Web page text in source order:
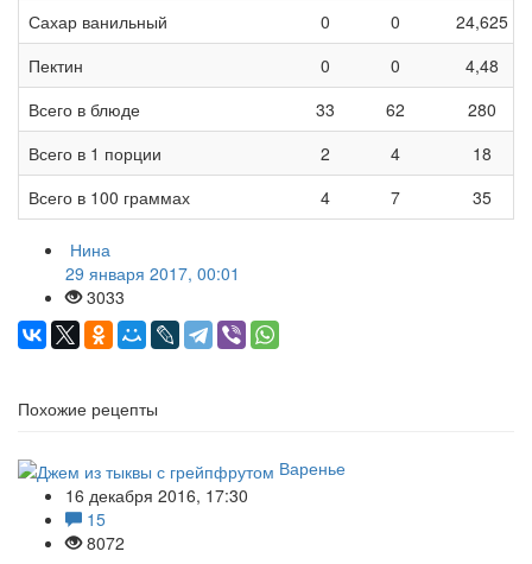
Сахар ванильный
0 0
24,625
Пектин
0 0
4,48
Всего в блюде
33 62
280
Всего в 1 порции
2 4
18
Всего в 100 граммах
4 7 35
Нина
29 января 2017, 00:01
3033
Похожие рецепты
Варенье
16 декабря 2016, 17:30
15
8072